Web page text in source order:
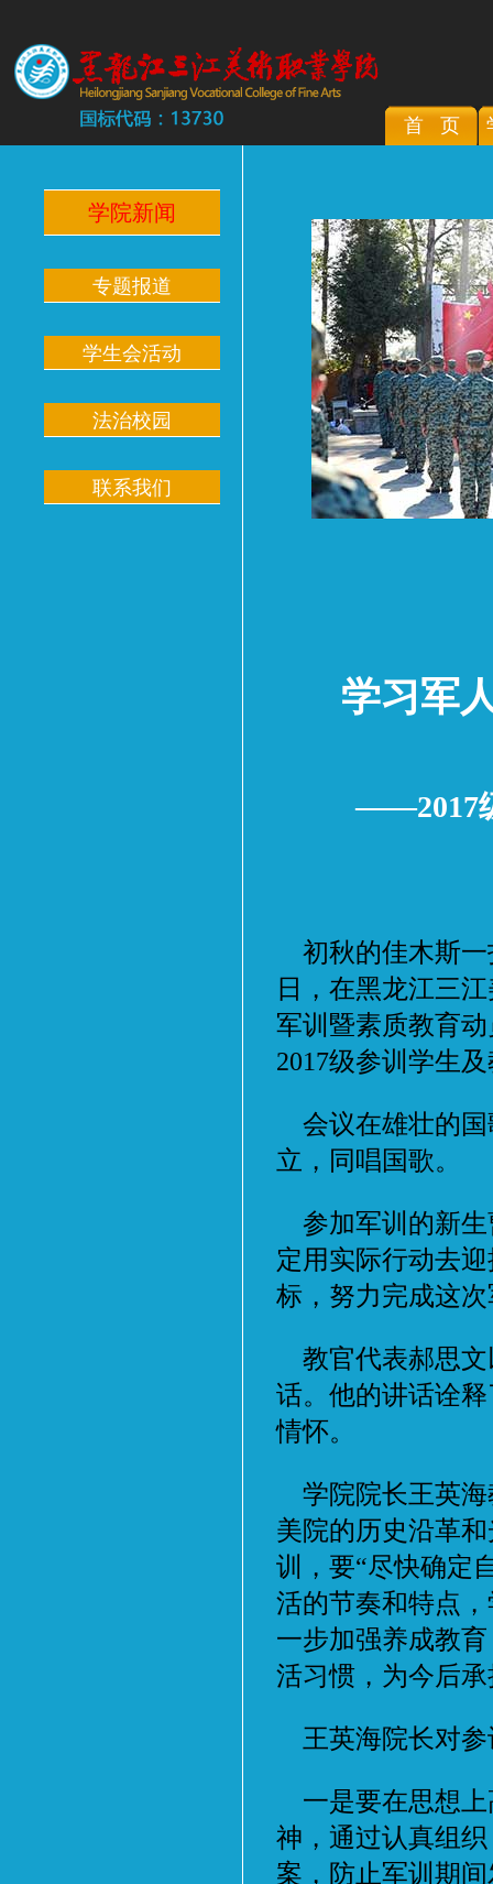
首 页
学院新闻
专题报道
学生会活动
法治校园
联系我们
学习军
——2017
初秋的佳木斯一
日，在黑龙江三
军训暨素质教育
2017级参训学生
会议在雄壮的国
立，同唱国歌。
参加军训的新生
定用实际行动去
标，努力完成这
教官代表郝思文
话。他的讲话诠
情怀。
学院院长王英海
美院的历史沿革
训，要“尽快确定
活的节奏和特点
一步加强养成教
活习惯，为今后
王英海院长对参
一是要在思想上
神，通过认真组
案，防止军训期